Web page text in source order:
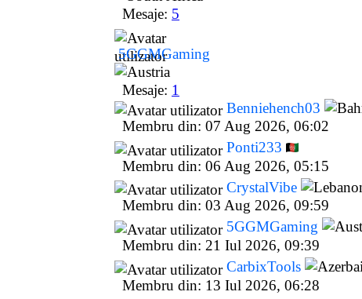
Mesaje: 5
5GGMGaming
Mesaje: 1
Benniehench03
Membru din: 07 Aug 2026, 06:02
Ponti233
Membru din: 06 Aug 2026, 05:15
CrystalVibe
Membru din: 03 Aug 2026, 09:59
5GGMGaming
Membru din: 21 Iul 2026, 09:39
CarbixTools
Membru din: 13 Iul 2026, 06:28